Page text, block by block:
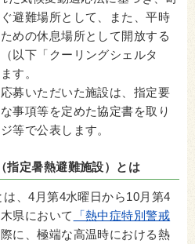
避難場所として、また、平時
めの休息場所として開放する
以下「クーリングシェルタ
す。​
募いただいた施設は、指定要
事項等を定めた協定書を取り
等で公表します。
指定暑熱避難施設）とは
、4月第4水曜日から10月第4
県において
「熱中症特別警戒
に、極端な高温時における熱